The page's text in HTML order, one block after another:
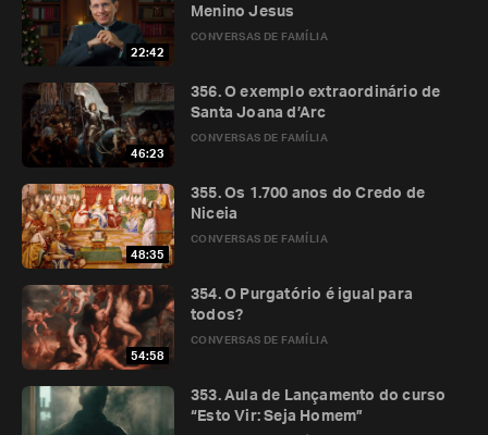
22:42
CONVERSAS DE FAMÍLIA
Menino Jesus
46:23
CONVERSAS DE FAMÍLIA
356. O exemplo extraordinário de
Santa Joana d’Arc
48:35
CONVERSAS DE FAMÍLIA
355. Os 1.700 anos do Credo de
Niceia
54:58
CONVERSAS DE FAMÍLIA
354. O Purgatório é igual para
todos?
353. Aula de Lançamento do curso
“Esto Vir: Seja Homem”